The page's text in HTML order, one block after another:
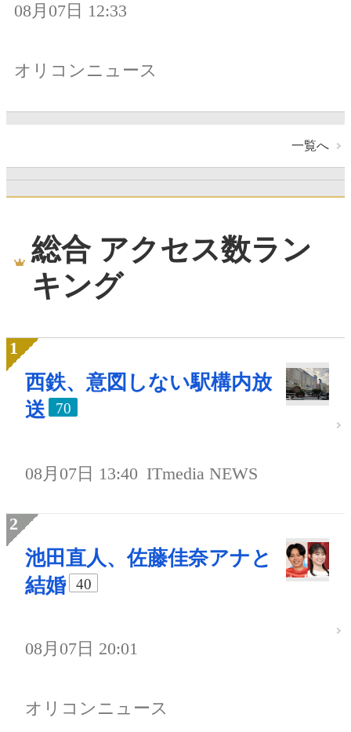
08月07日 12:33
オリコンニュース
一覧へ
総合 アクセス数ラン
キング
西鉄、意図しない駅構内放
送
70
08月07日 13:40 ITmedia NEWS
池田直人、佐藤佳奈アナと
結婚
40
08月07日 20:01
オリコンニュース